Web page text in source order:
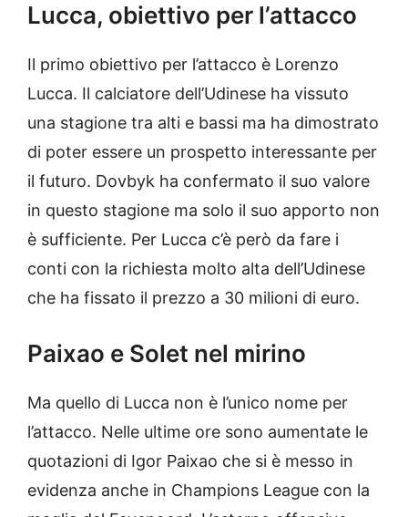
Lucca, obiettivo per l’attacco
Il primo obiettivo per l’attacco è Lorenzo
Lucca. Il calciatore dell’Udinese ha vissuto
una stagione tra alti e bassi ma ha dimostrato
di poter essere un prospetto interessante per
il futuro. Dovbyk ha confermato il suo valore
in questo stagione ma solo il suo apporto non
è sufficiente. Per Lucca c’è però da fare i
conti con la richiesta molto alta dell’Udinese
che ha fissato il prezzo a 30 milioni di euro.
Paixao e Solet nel mirino
Ma quello di Lucca non è l’unico nome per
l’attacco. Nelle ultime ore sono aumentate le
quotazioni di Igor Paixao che si è messo in
evidenza anche in Champions League con la